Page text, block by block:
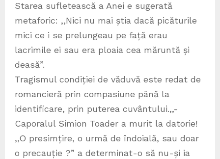
Starea sufletească a Anei e sugerată
metaforic: ,,Nici nu mai știa dacă picăturile
mici ce i se prelungeau pe față erau
lacrimile ei sau era ploaia cea măruntă și
deasă”.
Tragismul condiției de văduvă este redat de
romancieră prin compasiune până la
identificare, prin puterea cuvântului.,,-
Caporalul Simion Toader a murit la datorie!
,,O presimțire, o urmă de îndoială, sau doar
o precauție ?” a determinat-o să nu-și ia